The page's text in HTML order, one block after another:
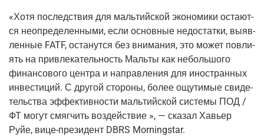
«Хотя послед­ствия для маль­тий­ской эко­но­ми­ки оста­ют­
ся неопре­де­лен­ны­ми, если основ­ные недо­стат­ки, выяв­
лен­ные FATF, оста­нут­ся без вни­ма­ния, это может повли­
ять на при­вле­ка­тель­ность Маль­ты как неболь­шо­го
финан­со­во­го цен­тра и направ­ле­ния для ино­стран­ных
инве­сти­ций. С дру­гой сто­ро­ны, более ощу­ти­мые сви­де­
тель­ства эффек­тив­но­сти маль­тий­ской систе­мы ПОД /
ФТ могут смяг­чить воз­дей­ствие », — ска­зал Хавьер
Руйе, вице-пре­зи­дент DBRS Morningstar.